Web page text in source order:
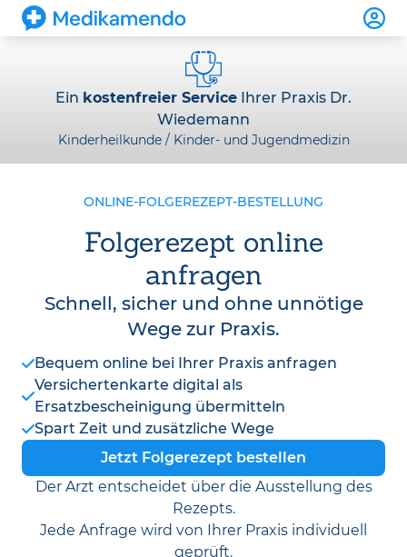
Ein kostenfreier Service Ihrer Praxis Dr.
Wiedemann
Kinderheilkunde / Kinder- und Jugendmedizin
ONLINE-FOLGEREZEPT-BESTELLUNG
Folgerezept online
anfragen
Schnell, sicher und ohne unnötige
Wege zur Praxis.
Bequem online bei Ihrer Praxis anfragen
Versichertenkarte digital als
Ersatzbescheinigung übermitteln
Spart Zeit und zusätzliche Wege
Jetzt Folgerezept bestellen
Der Arzt entscheidet über die Ausstellung des
Rezepts.
Jede Anfrage wird von Ihrer Praxis individuell
geprüft.